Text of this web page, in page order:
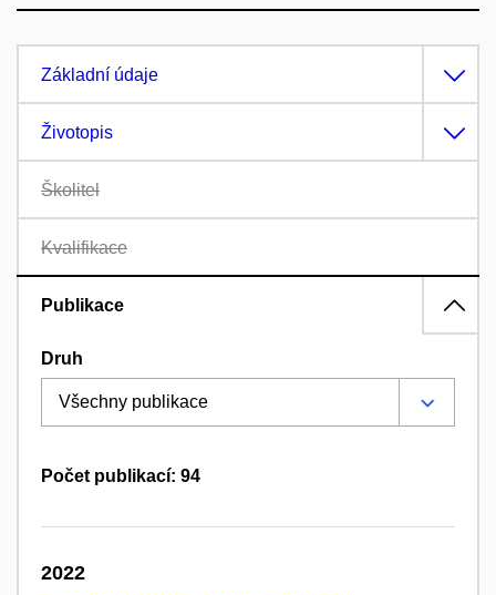
Základní údaje
Životopis
Školitel
Kvalifikace
Publikace
Druh
Počet publikací: 94
2022